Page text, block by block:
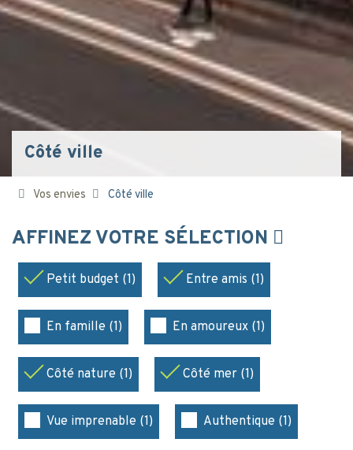
Côté ville
Vos envies Côté ville
AFFINEZ VOTRE SÉLECTION
Petit budget (1) Entre amis (1)
En famille (1) En amoureux (1)
Côté nature (1) Côté mer (1)
Vue imprenable (1) Authentique (1)